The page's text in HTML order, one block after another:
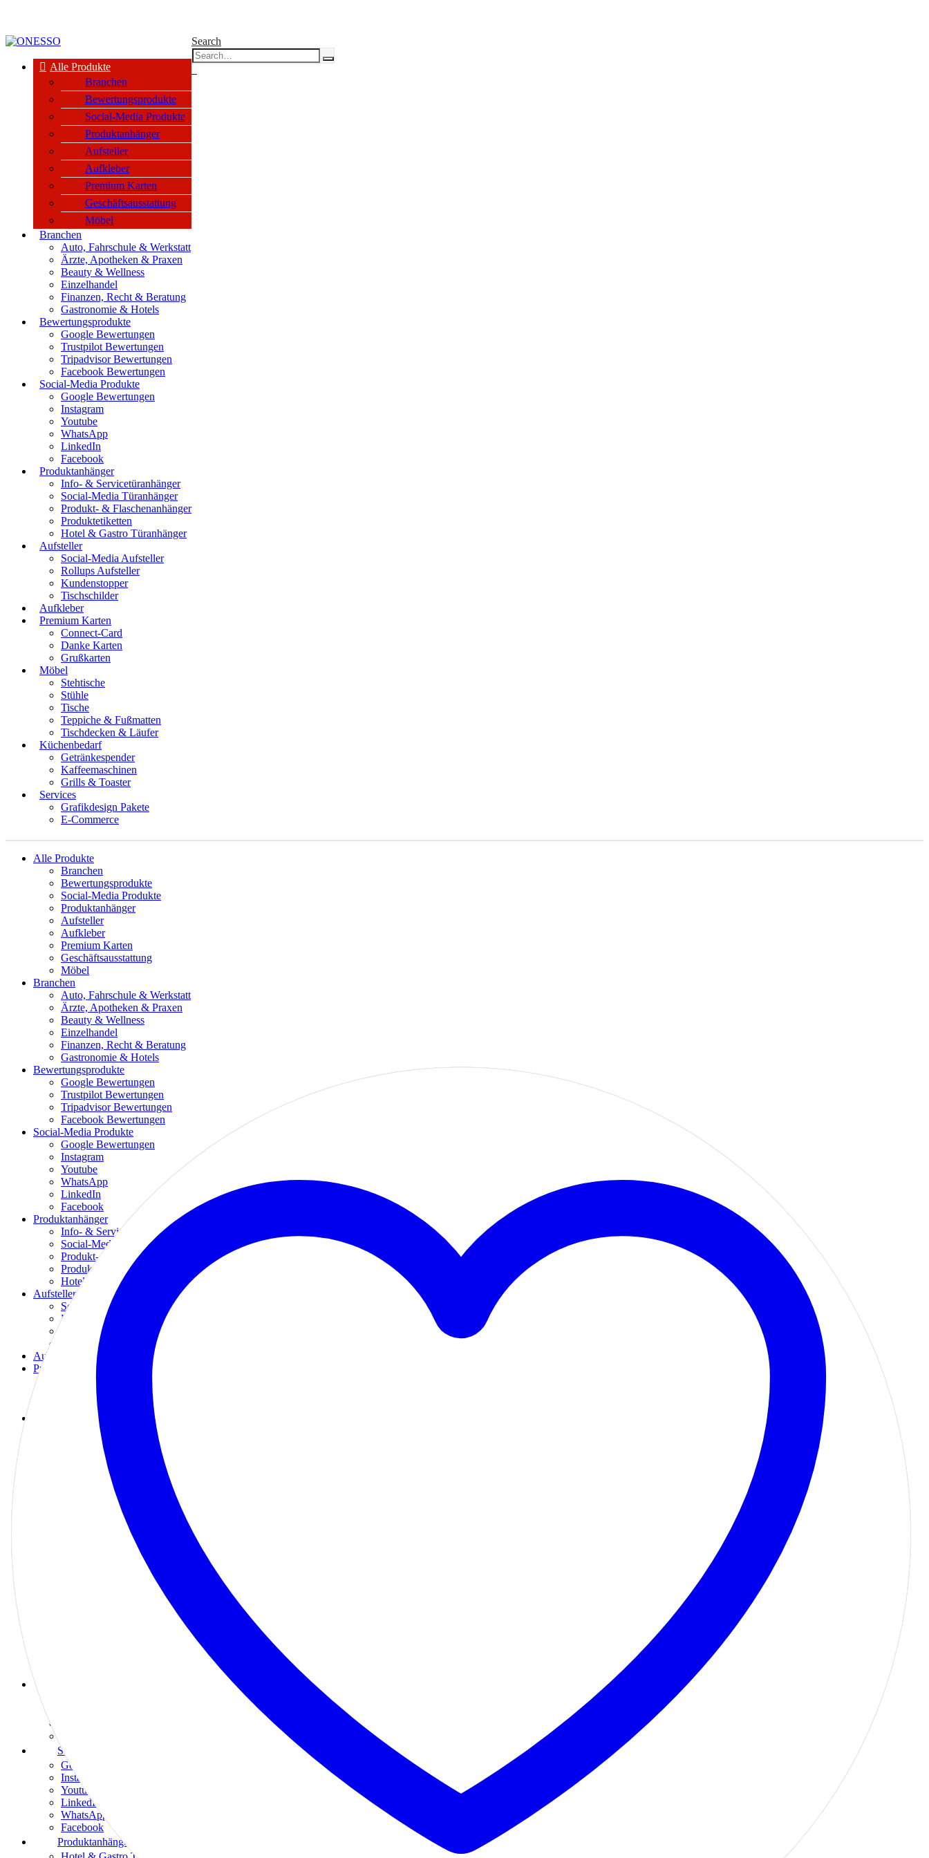
Alle Produkte
Branchen
Bewertungsprodukte
Social-Media Produkte
Produktanhänger
Aufsteller
Aufkleber
Premium Karten
Geschäftsausstattung
Möbel
Branchen
Auto, Fahrschule & Werkstatt
Ärzte, Apotheken & Praxen
Beauty & Wellness
Einzelhandel
Finanzen, Recht & Beratung
Gastronomie & Hotels
Bewertungsprodukte
Google Bewertungen
Trustpilot Bewertungen
Tripadvisor Bewertungen
Facebook Bewertungen
Social-Media Produkte
Google Bewertungen
Instagram
Youtube
WhatsApp
LinkedIn
Facebook
Produktanhänger
Info- & Servicetüranhänger
Social-Media Türanhänger
Produkt- & Flaschenanhänger
Produktetiketten
Hotel & Gastro Türanhänger
Aufsteller
Social-Media Aufsteller
Rollups Aufsteller
Kundenstopper
Tischschilder
Aufkleber
Premium Karten
Connect-Card
Danke Karten
Grußkarten
Möbel
Stehtische
Stühle
Tische
Teppiche & Fußmatten
Tischdecken & Läufer
Küchenbedarf
Getränkespender
Kaffeemaschinen
Grills & Toaster
Services
Grafikdesign Pakete
E-Commerce
Search
Alle Produkte
Branchen
Bewertungsprodukte
Social-Media Produkte
Produktanhänger
Aufsteller
Aufkleber
Premium Karten
Geschäftsausstattung
Möbel
Branchen
Auto, Fahrschule & Werkstatt
Ärzte, Apotheken & Praxen
Beauty & Wellness
Einzelhandel
Finanzen, Recht & Beratung
Gastronomie & Hotels
Bewertungsprodukte
Google Bewertungen
Trustpilot Bewertungen
Tripadvisor Bewertungen
Facebook Bewertungen
Social-Media Produkte
Google Bewertungen
Instagram
Youtube
WhatsApp
LinkedIn
Facebook
Produktanhänger
Info- & Servicetüranhänger
Social-Media Türanhänger
Produkt- & Flaschenanhänger
Produktetiketten
Hotel & Gastro Türanhänger
Aufsteller
Social-Media Aufsteller
Rollups Aufsteller
Kundenstopper
Tischschilder
Aufkleber
Premium Karten
Connect-Card
Danke Karten
Grußkarten
Stehtische
Teppiche & Fußmatten
Tischdecken & Läufer
Getränkespender
Kaffeemaschinen
Grills & Toaster
Grafikdesign Pakete
Auto, Fahrschule & Werkstatt
Ärzte, Apotheken & Praxen
Social-Media Produkte
Google Bewertungen
Instagram
Youtube
LinkedIn
WhatsApp
Facebook
Produktanhänger